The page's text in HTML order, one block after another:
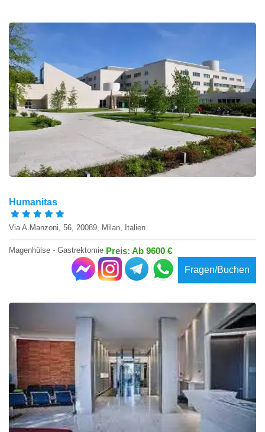
Humanitas
Via A.Manzoni, 56, 20089, Milan, Italien
Magenhülse - Gastrektomie Preis: Ab 9600 €
Fragen/Buchen